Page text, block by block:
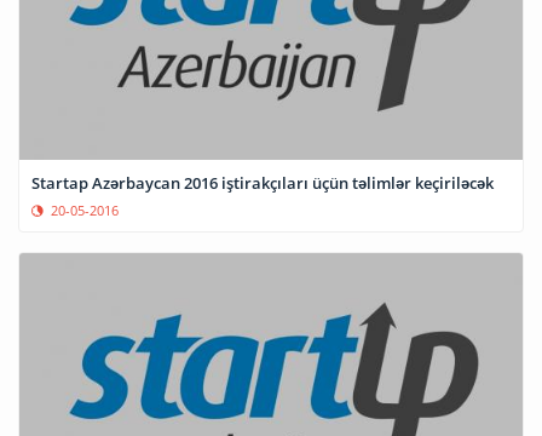
Startap Azərbaycan 2016 iştirakçıları üçün təlimlər keçiriləcək
20-05-2016